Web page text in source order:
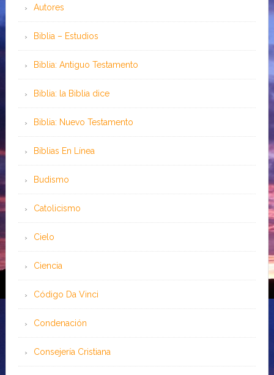
Autores
Biblia – Estudios
Biblia: Antiguo Testamento
Biblia: la Biblia dice
Biblia: Nuevo Testamento
Bíblias En Línea
Budismo
Catolicismo
Cielo
Ciencia
Código Da Vinci
Condenación
Consejería Cristiana